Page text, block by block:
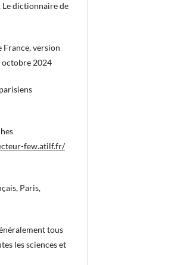
Le dictionnaire de
France, version
2024
few.atilf.fr/
Paris,
tous
les sciences et